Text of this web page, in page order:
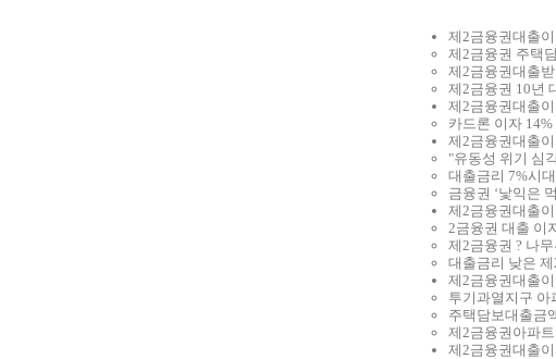
제2금융권대출
제2금융권 주택
제2금융권대출
제2금융권 10년
제2금융권대출
카드론 이자
제2금융권대출
"유동성 위기 심
대출금리 7%시
금융권 ‘낯익은
제2금융권대출
2금융권 대출 이
제2금융권 ? 나무
대출금리 낮은
제2금융권대출
투기과열지구 아
주택담보대출금
제2금융권아파
제2금융권대출